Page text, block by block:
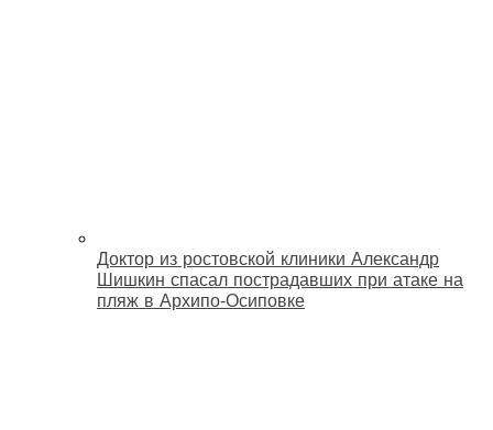
Доктор из ростовской клиники Александр
Шишкин спасал пострадавших при атаке на
пляж в Архипо‑Осиповке